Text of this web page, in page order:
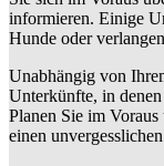
informieren. Einige
Hunde oder
Unabhängig von
Unterkünfte, in
Planen Sie im
einen